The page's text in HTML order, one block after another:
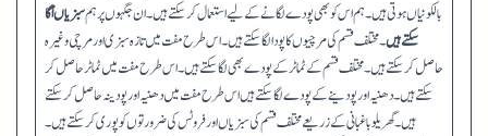
بالکونیاں ہوتی ہیں۔ ہم اس کو بھی پودے لگانے کے لیے استعمال کر سکتے ہیں ۔ ان جگہوں پر ہمسبزیاں اُگا
سکتے ہیں۔مختلف قسم کی مرچیوں کا پودا لگا سکتے ہیں ۔ اس طرح مفت میں تازہ سبزی اور مرچی وغیرہ
حاصل کر سکتے ہیں ۔ مختلف قسم کے ٹماٹر کے پودے بھی لگا سکتے ہیں ۔اس طرح مفت میں ٹماٹر حاصل کر
سکتے ہیں ۔ دھنیہ اور پودینے کے پودے لگا سکتے ہیں اس طرح مفت میں دھنیہ اور پودینہ حاصل کر سکتے
ہیں ۔گھریلو باغبانی کے زریعے مختلف قسم کی سبزیاں اور فروٹس کی ضرورتوں کو پوری کر سکتے ہیں ۔